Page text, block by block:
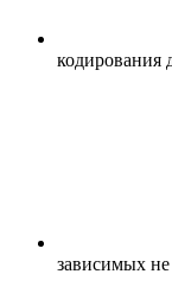
кодирования
зависимых